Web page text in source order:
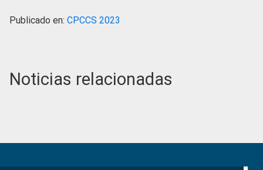
Publicado en: CPCCS 2023
Noticias relacionadas